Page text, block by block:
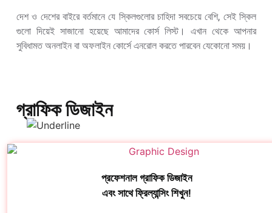
দেশ ও দেশের বাইরে বর্তমানে যে স্কিলগুলোর চাহিদা সবচেয়ে বেশি, সেই স্কিল
গুলো দিয়েই সাজানো হয়েছে আমাদের কোর্স লিস্ট। এখান থেকে আপনার
সুবিধামত অনলাইন বা অফলাইন কোর্সে এনরোল করতে পারবেন যেকোনো সময়।
গ্রাফিক ডিজাইন
প্রফেশনাল গ্রাফিক ডিজাইন
এবং সাথে ফ্রিল্যান্সিং শিখুন!